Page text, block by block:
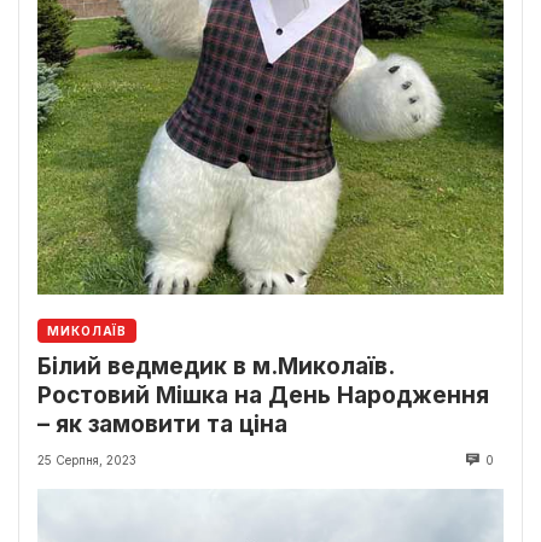
МИКОЛАЇВ
Білий ведмедик в м.Миколаїв.
Ростовий Мішка на День Народження
– як замовити та ціна
25 Серпня, 2023 0